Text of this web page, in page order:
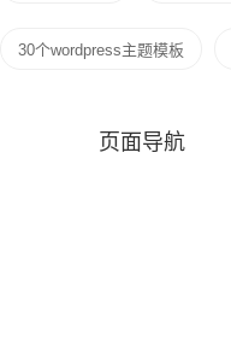
30个wordpress主题模板
页面导航